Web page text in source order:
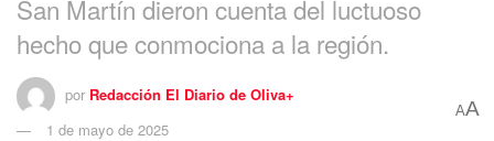
San Martín dieron cuenta del luctuoso
hecho que conmociona a la región.
por Redacción El Diario de Oliva+
1 de mayo de 2025
AA